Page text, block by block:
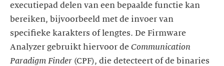
executiepad delen van een bepaalde functie kan
bereiken, bijvoorbeeld met de invoer van
specifieke karakters of lengtes. De Firmware
Analyzer gebruikt hiervoor de Communication
Paradigm Finder (CPF), die detecteert of de binaries